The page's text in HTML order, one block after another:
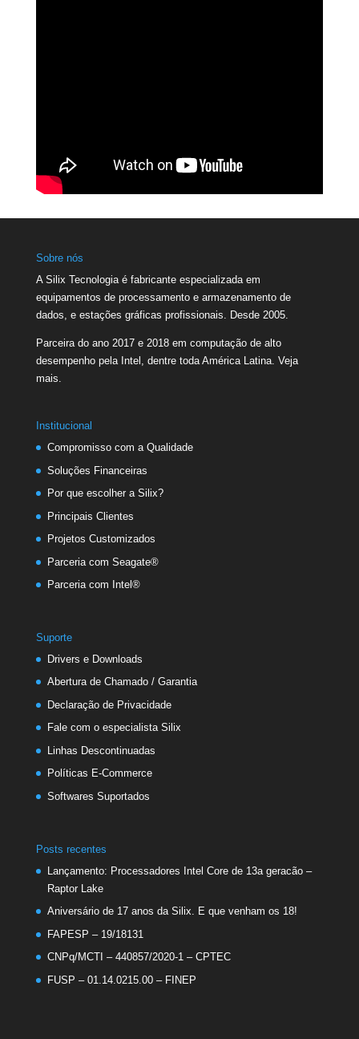
Sobre nós
A Silix Tecnologia é fabricante especializada em
equipamentos de processamento e armazenamento de
dados, e estações gráficas profissionais. Desde 2005.
Parceira do ano 2017 e 2018 em computação de alto
desempenho pela Intel, dentre toda América Latina. Veja
mais.
Institucional
Compromisso com a Qualidade
Soluções Financeiras
Por que escolher a Silix?
Principais Clientes
Projetos Customizados
Parceria com Seagate®
Parceria com Intel®
Suporte
Drivers e Downloads
Abertura de Chamado / Garantia
Declaração de Privacidade
Fale com o especialista Silix
Linhas Descontinuadas
Políticas E-Commerce
Softwares Suportados
Posts recentes
Lançamento: Processadores Intel Core de 13a geracão –
Raptor Lake
Aniversário de 17 anos da Silix. E que venham os 18!
FAPESP – 19/18131
CNPq/MCTI – 440857/2020-1 – CPTEC
FUSP – 01.14.0215.00 – FINEP